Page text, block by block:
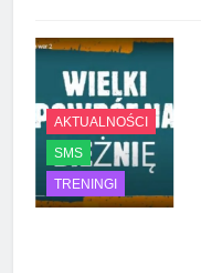
AKTUALNOŚCI
SMS
TRENINGI